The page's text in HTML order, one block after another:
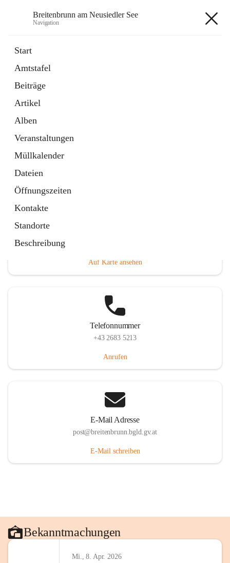
Breitenbrunn am Neusiedler See
Navigation
Start
Amtstafel
Beiträge
Artikel
Alben
Veranstaltungen
Müllkalender
Dateien
Öffnungszeiten
Kontakte
Standorte
Beschreibung
18 Schnellzugriffe
Gemeindeservice
Auf Karte ansehen
Telefonnummer
+43 2683 5213
Anrufen
E-Mail Adresse
post@breitenbrunn.bgld.gv.at
E-Mail schreiben
Bekanntmachungen
Mi., 8. Apr. 2026